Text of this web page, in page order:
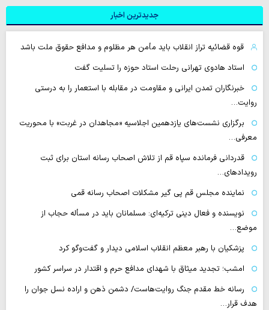
جدیدترین اخبار
قوه قضائیه تراز انقلاب باید مأمن هر مظلوم و مدافع حقوق ملت باشد
استاد هادوی تهرانی رحلت استاد حوزه را تسلیت گفت
خبرنگاران تمدن ایرانی و مقاومت در مقابله با استعمار را به درستی
روایت…
برگزاری نشست‌های یازدهمین اجلاسیه «مجاهدان در غربت» با محوریت
معرفی…
قدردانی فرمانده سپاه قم از تلاش اصحاب رسانه استان برای ثبت
رویدادهای…
نماینده مجلس قم پی گیر مشکلات اصحاب رسانه قمی
نویسنده و فعال دینی ترکیه‌ای: مسلمانان باید در مسأله حجاب از
موضع…
پزشکیان با رهبر معظم انقلاب اسلامی دیدار و گفت‌وگو کرد
امشب؛ تجدید میثاق با شهدای مدافع حرم و اقتدار در سراسر کشور
رسانه‌ خط مقدم جنگ روایت‌هاست/ دشمن ذهن و اراده نسل جوان را
هدف قرار…